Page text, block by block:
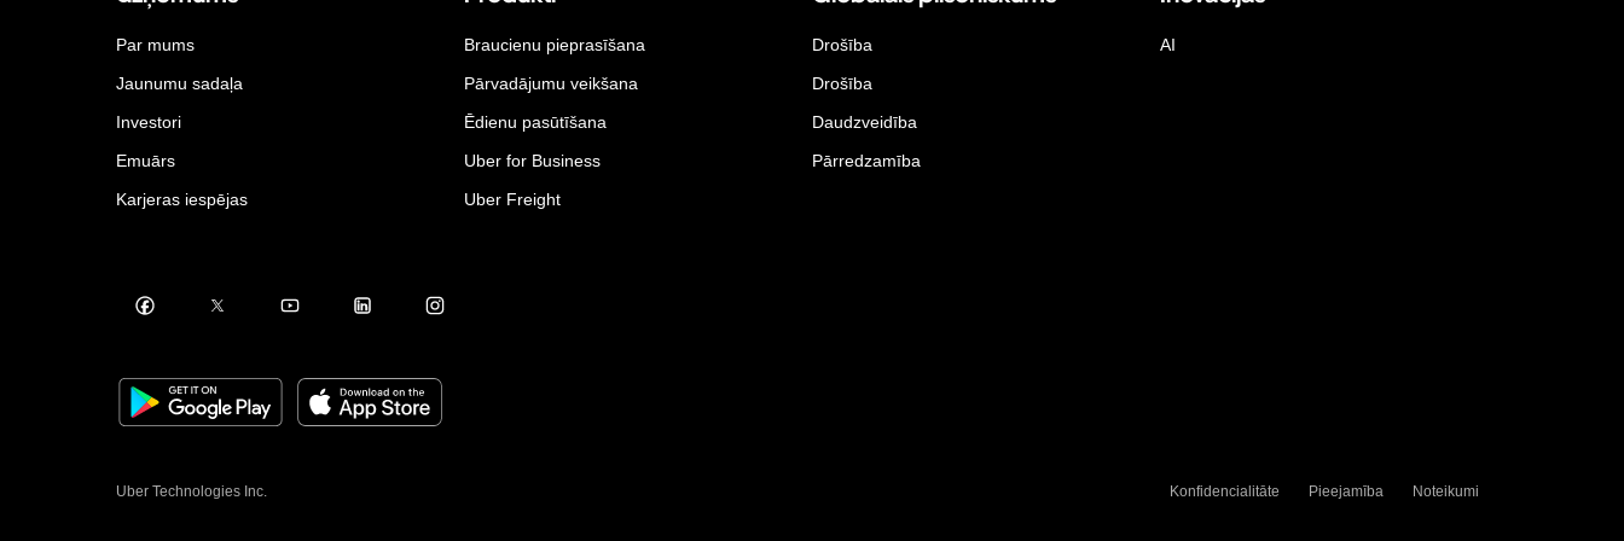
Par mums
Jaunumu sadaļa
Investori
Emuārs
Karjeras iespējas
Braucienu pieprasīšana
Pārvadājumu veikšana
Ēdienu pasūtīšana
Uber for Business
Uber Freight
Drošība
Drošība
Daudzveidība
Pārredzamība
AI
Uber Technologies Inc. Konfidencialitāte Pieejamība Noteikumi